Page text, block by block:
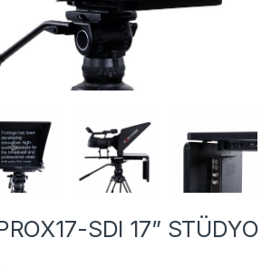
SDI 17” STÜDYO